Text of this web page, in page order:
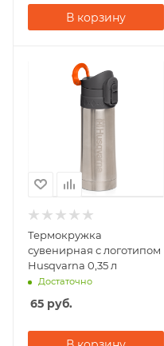
В корзину
Термокружка
сувенирная с логотипом
Husqvarna 0,35 л
Достаточно
65 руб.